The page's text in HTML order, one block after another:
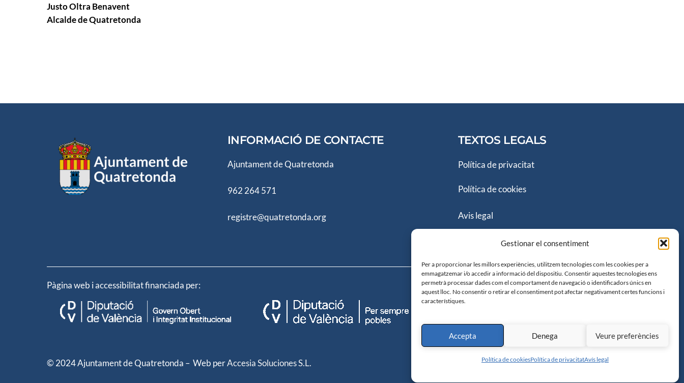
Gestionar el consentiment
Per a proporcionar les millors experiències, utilitzem tecnologies com les cookies per a
emmagatzemar i/o accedir a informació del dispositiu. Consentir aquestes tecnologies ens
permetrà processar dades com el comportament de navegació o identificadors únics en
aquest lloc. No consentir o retirar el consentiment pot afectar negativament certes funcions i
característiques.
Accepta Denega Veure preferències
Política de cookiesPolítica de privacitatAvís legal
Justo Oltra Benavent
Alcalde de Quatretonda
INFORMACIÓ DE CONTACTE
Ajuntament de Quatretonda
962 264 571
registre@quatretonda.org
TEXTOS LEGALS
Política de privacitat
Política de cookies
Avis legal
Declaració d’Accessibilitat
Pàgina web i accessibilitat financiada per:
© 2024 Ajuntament de Quatretonda – Web perAccesia Soluciones S.L.